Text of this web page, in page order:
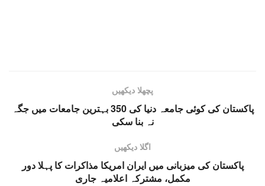
پچھلا دیکھیں
پاکستان کی کوئی جامعہ دنیا کی 350 بہترین جامعات میں جگہ
نہ بنا سکی
اگلا دیکھیں
پاکستان کی میزبانی میں ایران امریکا مذاکرات کا پہلا دور
مکمل، مشترکہ اعلامیہ جاری